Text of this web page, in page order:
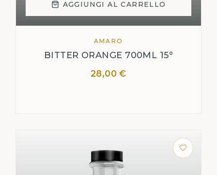
AGGIUNGI AL CARRELLO
AMARO
BITTER ORANGE 700ML 15°
28,00 €